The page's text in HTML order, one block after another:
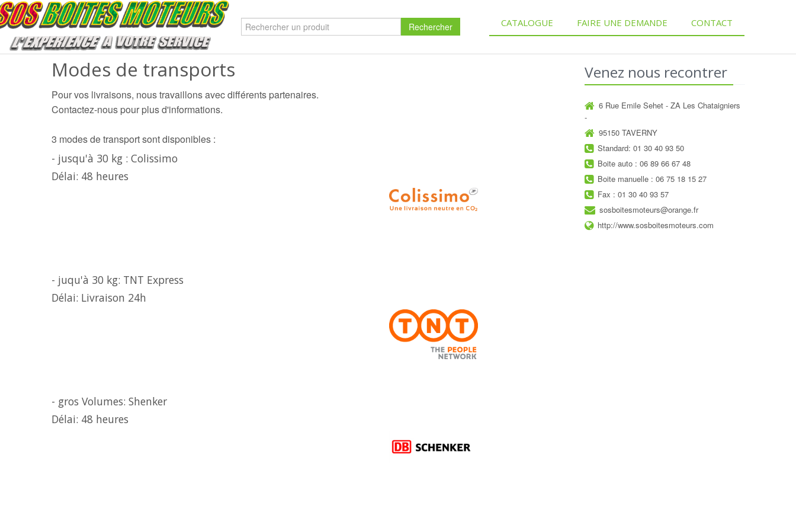
Rechercher CATALOGUE FAIRE UNE DEMANDE CONTACT
Modes de transports
Pour vos livraisons, nous travaillons avec différents partenaires.
Contactez-nous pour plus d'informations.
3 modes de transport sont disponibles :
- jusqu'à 30 kg : Colissimo
Délai: 48 heures
- juqu'à 30 kg: TNT Express
Délai: Livraison 24h
- gros Volumes: Shenker
Délai: 48 heures
Venez nous recontrer
6 Rue Emile Sehet - ZA Les Chataigniers
-
95150 TAVERNY
Standard: 01 30 40 93 50
Boite auto : 06 89 66 67 48
Boite manuelle : 06 75 18 15 27
Fax : 01 30 40 93 57
sosboitesmoteurs@orange.fr
http://www.sosboitesmoteurs.com